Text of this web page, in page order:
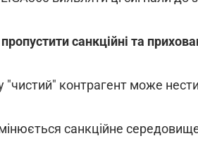
санкційні та
"чистий" контрагент може
санкційне